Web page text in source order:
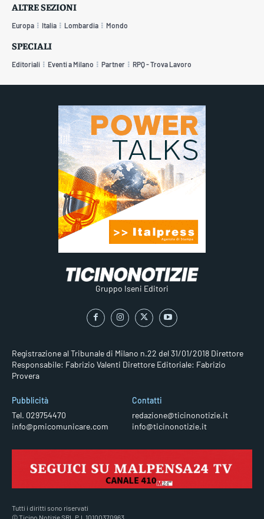
ALTRE SEZIONI
Europa Italia Lombardia Mondo
SPECIALI
Editoriali Eventi a Milano Partner RPQ - Trova Lavoro
Gruppo Iseni Editori
Registrazione al Tribunale di Milano n.22 del 31/01/2018 Direttore
Responsabile: Fabrizio Valenti Direttore Editoriale: Fabrizio
Provera
Pubblicità
Tel. 029754470
info@pmicomunicare.com
Contatti
redazione@ticinonotizie.it
info@ticinonotizie.it
Tutti i diritti sono riservati
© Ticino Notizie SRL P.I. 10100370963